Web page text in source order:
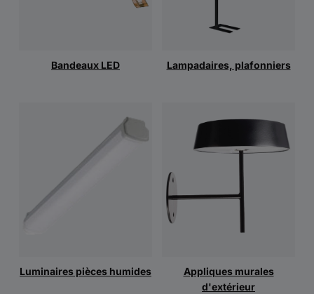
Bandeaux LED Lampadaires, plafonniers
Luminaires pièces humides
Appliques murales
d'extérieur